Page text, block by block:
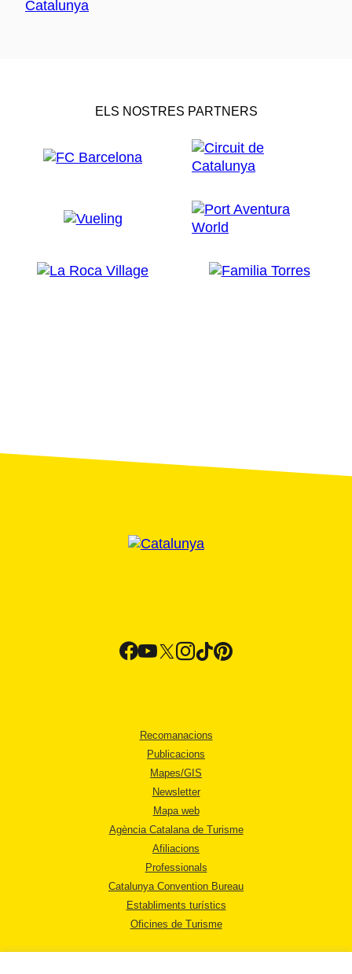
ELS NOSTRES PARTNERS
Recomanacions
Publicacions
Mapes/GIS
Newsletter
Mapa web
Agència Catalana de Turisme
Afiliacions
Professionals
Catalunya Convention Bureau
Establiments turístics
Oficines de Turisme